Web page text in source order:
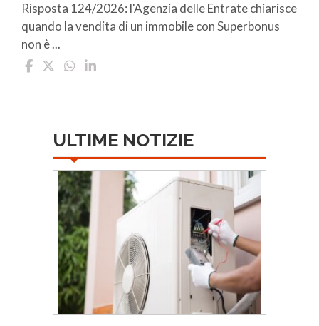
Risposta 124/2026: l'Agenzia delle Entrate chiarisce
quando la vendita di un immobile con Superbonus
non è ...
ULTIME NOTIZIE